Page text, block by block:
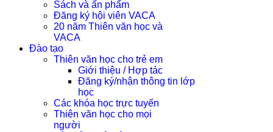
Sách và ấn phẩm
Đăng ký hội viên VACA
20 năm Thiên văn học và
VACA
Đào tạo
Thiên văn học cho trẻ em
Giới thiệu / Hợp tác
Đăng ký/nhận thông tin lớp
học
Các khóa học trực tuyến
Thiên văn học cho mọi
người